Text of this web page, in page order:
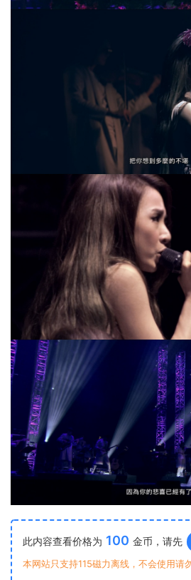
此内容查看价格为 100 金币，请先
本网站只支持115磁力离线，不会使用请